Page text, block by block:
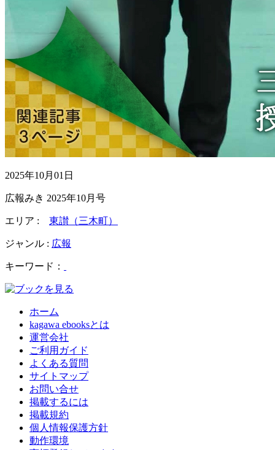
2025年10月01日
広報みき 2025年10月号
エリア : 東讃（三木町）
ジャンル : 広報
キーワード：
ホーム
kagawa ebooksとは
運営会社
ご利用ガイド
よくある質問
サイトマップ
お問い合せ
掲載するには
掲載規約
個人情報保護方針
動作環境